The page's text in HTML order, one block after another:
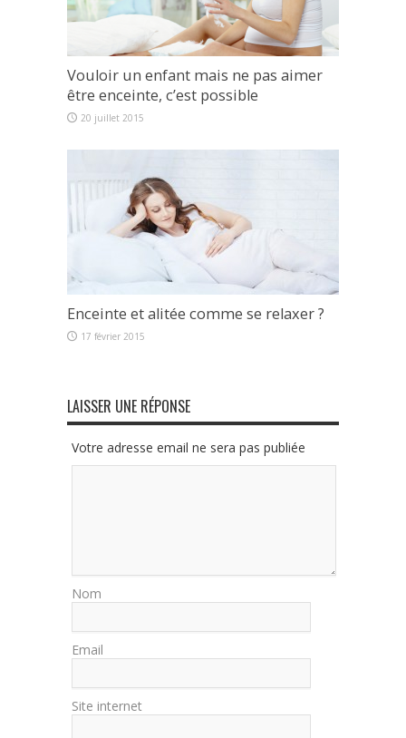
Vouloir un enfant mais ne pas aimer
être enceinte, c’est possible
20 juillet 2015
Enceinte et alitée comme se relaxer ?
17 février 2015
LAISSER UNE RÉPONSE
Votre adresse email ne sera pas publiée
Nom
Email
Site internet